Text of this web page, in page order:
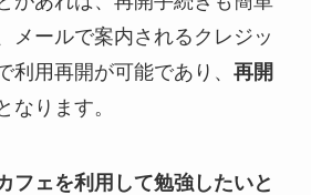
メールで案内されるクレジッ
利用再開が可能であり、 再開
なります。
フェを利用して勉強したいと